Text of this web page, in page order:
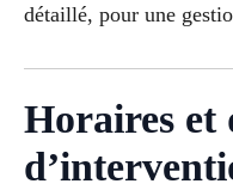
détaillé, pour une
Horaires et